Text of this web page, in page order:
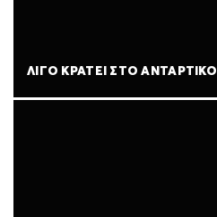
ΛΊΓΟ ΚΡΆΤΕΙ ΣΤΟ ΑΝΤΆΡΤΙΚΟ